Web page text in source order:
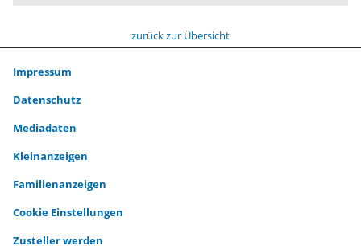
zurück zur Übersicht
Impressum
Datenschutz
Mediadaten
Kleinanzeigen
Familienanzeigen
Cookie Einstellungen
Zusteller werden